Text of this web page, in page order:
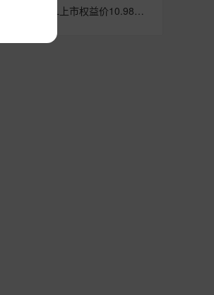
人民的大六座SUV 星光L上市权益价10.98万起